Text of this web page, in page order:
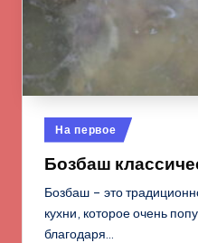
Опубликовано
в
На первое
Бозбаш
Бозбаш – это
кухни, которое очень
благодаря…